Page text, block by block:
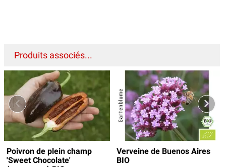
Produits associés...
Poivron de plein champ
'Sweet Chocolate'
Verveine de Buenos Aires
BIO